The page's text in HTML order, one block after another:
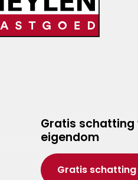
Gratis schatting
eigendom
Gratis schatting